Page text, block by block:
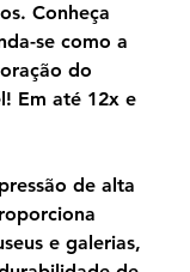
Conheça
se como a
do
Em até 12x e
de alta
e galerias,